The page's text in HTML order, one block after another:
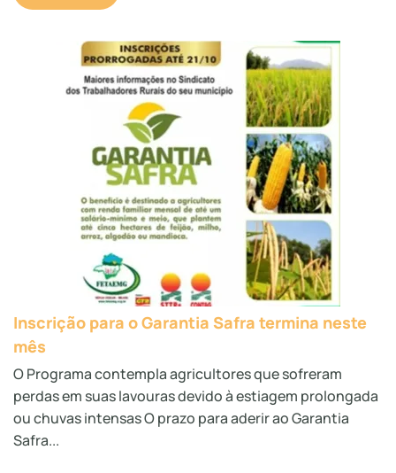
Inscrição para o Garantia Safra termina neste
mês
O Programa contempla agricultores que sofreram
perdas em suas lavouras devido à estiagem prolongada
ou chuvas intensas O prazo para aderir ao Garantia
Safra...